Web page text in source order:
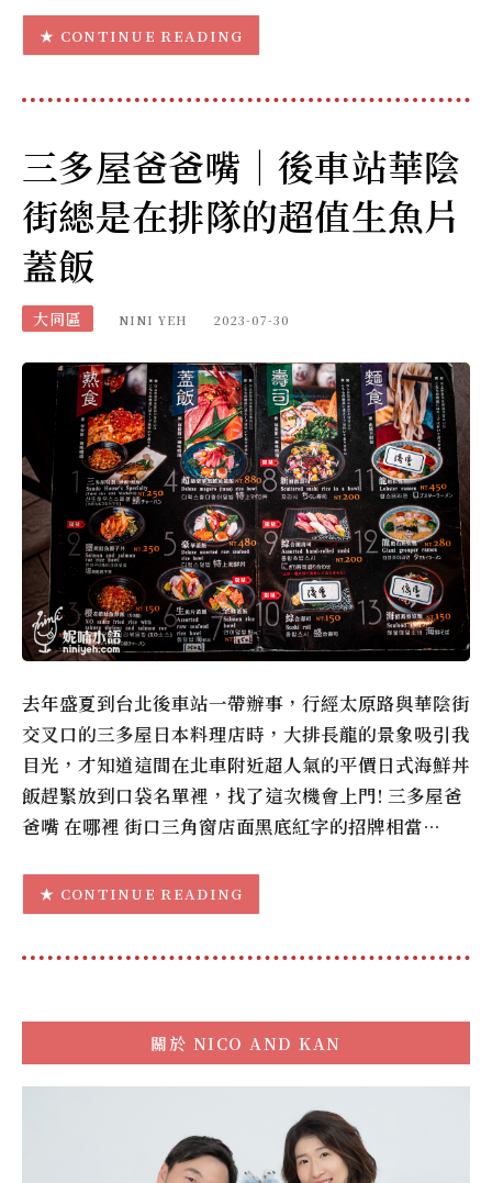
CONTINUE READING
三多屋爸爸嘴｜後車站華陰
街總是在排隊的超值生魚片
蓋飯
大同區 NINI YEH 2023-07-30
去年盛夏到台北後車站一帶辦事，行經太原路與華陰街
交叉口的三多屋日本料理店時，大排長龍的景象吸引我
目光，才知道這間在北車附近超人氣的平價日式海鮮丼
飯趕緊放到口袋名單裡，找了這次機會上門! 三多屋爸
爸嘴 在哪裡 街口三角窗店面黑底紅字的招牌相當…
CONTINUE READING
關於 NICO AND KAN